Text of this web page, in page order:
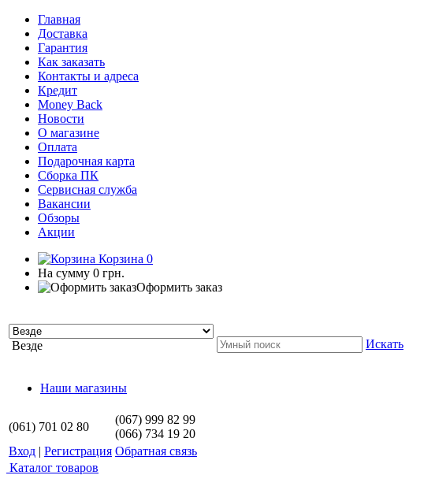
Главная
Доставка
Гарантия
Как заказать
Контакты и адреса
Кредит
Money Back
Новости
О магазине
Оплата
Подарочная карта
Сборка ПК
Сервисная служба
Вакансии
Обзоры
Акции
Корзина 0
На сумму 0 грн.
Оформить заказ
Везде Искать
Наши магазины
(061) 701 02 80
(067) 999 82 99
(066) 734 19 20
Вход | Регистрация Обратная связь
Каталог товаров